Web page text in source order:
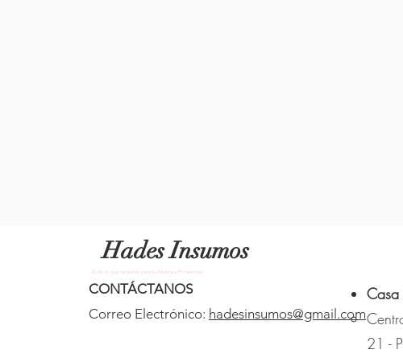
Hades Insumos
¡Todo lo que necesitas para tu Manicure Profesional!
CONTÁCTANOS
Correo Electrónico: hadesinsumos@gmail.com
21 -